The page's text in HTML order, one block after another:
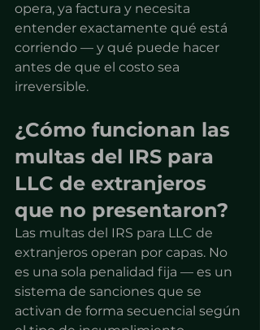
opera, ya factura y necesita
entender exactamente qué está
corriendo — y qué puede hacer
antes de que el costo sea
irreversible.
¿Cómo funcionan las
multas del IRS para
LLC de extranjeros
que no presentaron?
Las multas del IRS para LLC de
extranjeros operan por capas. No
es una sola penalidad fija — es un
sistema de sanciones que se
activan de forma secuencial según